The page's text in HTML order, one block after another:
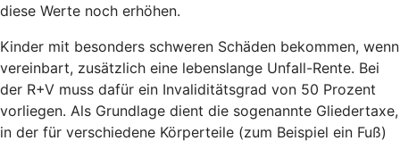
diese Werte noch erhöhen.
Kinder mit besonders schweren Schäden bekommen, wenn
vereinbart, zusätzlich eine lebenslange Unfall-Rente. Bei
der R+V muss dafür ein Invaliditätsgrad von 50 Prozent
vorliegen. Als Grundlage dient die sogenannte Gliedertaxe,
in der für verschiedene Körperteile (zum Beispiel ein Fuß)